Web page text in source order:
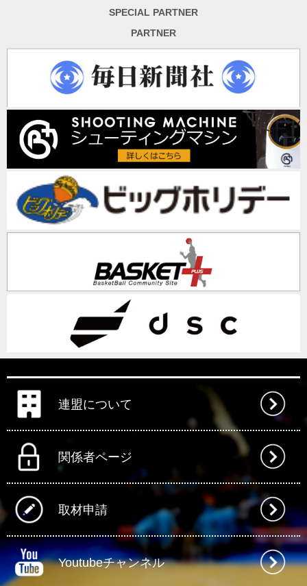
SPECIAL PARTNER
PARTNER
連盟について
関係者ページ
取材申請
Youtubeチャンネル